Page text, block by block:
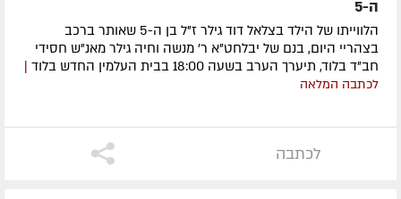
ה-5
הלווייתו של הילד בצלאל דוד גילר ז"ל בן ה-5 שאותר ברכב
בצהריי היום, בנם של יבלחט"א ר' מנשה וחיה גילר מאנ"ש חסידי
חב"ד בלוד, תיערך הערב בשעה 18:00 בבית העלמין החדש בלוד
|
לכתבה המלאה
לכתבה